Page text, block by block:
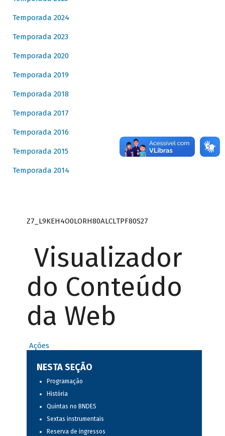
Temporada 2024
Temporada 2023
Temporada 2020
Temporada 2019
Temporada 2018
Temporada 2017
Temporada 2016
Temporada 2015
Temporada 2014
Z7_L9KEH4O0LORH80ALCLTPF80S27
Visualizador
do Conteúdo
da Web
Ações
NESTA SEÇÃO
Programação
História
Quintas no BNDES
Sextas instrumentais
Reserva de ingressos